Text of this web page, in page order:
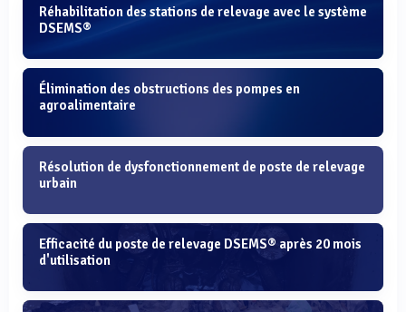
Réhabilitation des stations de relevage avec le système
DSEMS®
Élimination des obstructions des pompes en
agroalimentaire
Résolution de dysfonctionnement de poste de relevage
urbain
Efficacité du poste de relevage DSEMS® après 20 mois
d'utilisation